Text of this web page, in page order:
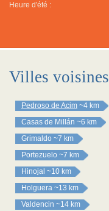
Heure d'été :
Villes voisines
Pedroso de Acim ~4 km
Casas de Millán ~6 km
Grimaldo ~7 km
Portezuelo ~7 km
Hinojal ~10 km
Holguera ~13 km
Valdencin ~14 km